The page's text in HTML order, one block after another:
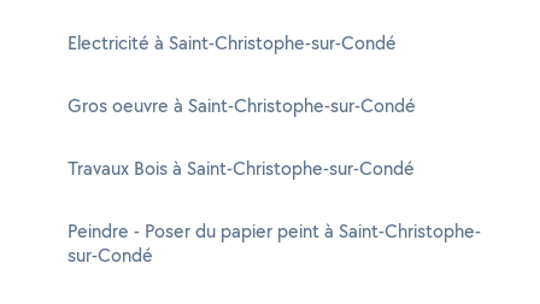
Electricité à Saint-Christophe-sur-Condé
Gros oeuvre à Saint-Christophe-sur-Condé
Travaux Bois à Saint-Christophe-sur-Condé
Peindre - Poser du papier peint à Saint-Christophe-
sur-Condé